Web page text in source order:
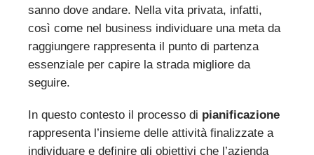
sanno dove andare. Nella vita privata, infatti,
così come nel business individuare una meta da
raggiungere rappresenta il punto di partenza
essenziale per capire la strada migliore da
seguire.
In questo contesto il processo di pianificazione
rappresenta l’insieme delle attività finalizzate a
individuare e definire gli obiettivi che l’azienda